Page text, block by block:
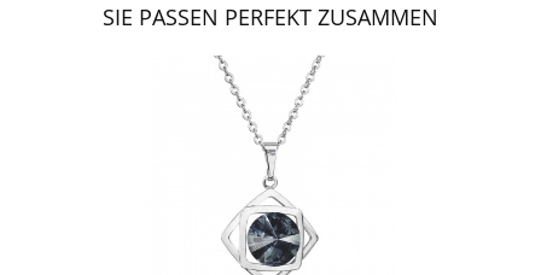
SIE PASSEN PERFEKT ZUSAMMEN